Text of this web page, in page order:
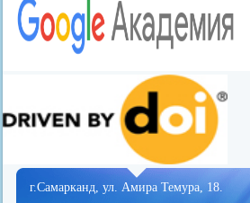
г.Самарканд, ул. Амира Темура, 18.